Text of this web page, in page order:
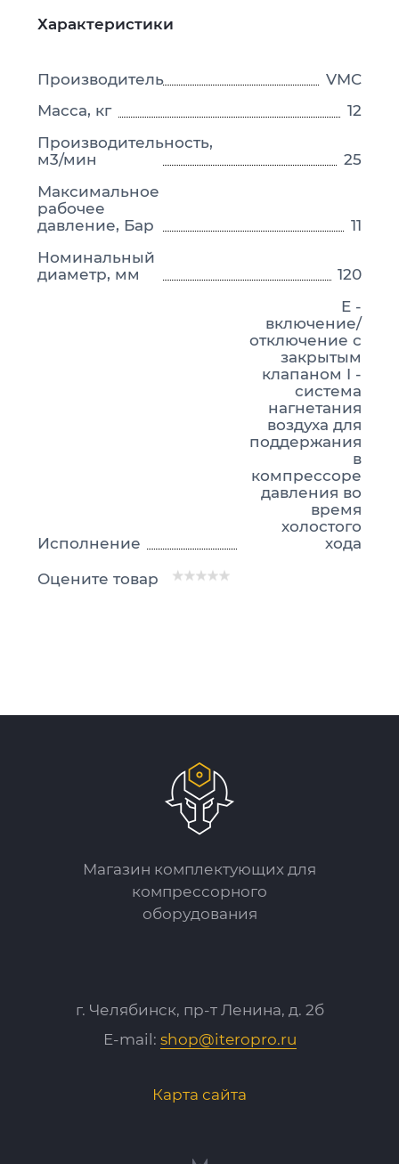
Характеристики
Производитель
VMC
Масса, кг
12
Производительность,
м3/мин
25
Максимальное
рабочее
давление, Бар
11
Номинальный
диаметр, мм
120
Исполнение
E -
включение/
отключение с
закрытым
клапаном I -
система
нагнетания
воздуха для
поддержания
в
компрессоре
давления во
время
холостого
хода
Оцените товар
Магазин комплектующих для
компрессорного
оборудования
г. Челябинск, пр-т Ленина, д. 2б
E-mail: shop@iteropro.ru
Карта сайта